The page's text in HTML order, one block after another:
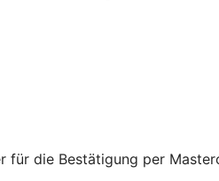
die Bestätigung per